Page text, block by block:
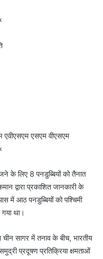
एवीएसएम एसएम वीएसएम
के लिए 8 पनडुब्बियों को तैनात
द्वारा प्रकाशित जानकारी के
में आठ पनडुब्बियों को पश्चिमी
था।
सागर में तनाव के बीच, भारतीय
प्रदूषण प्रतिक्रिया क्षमताओं